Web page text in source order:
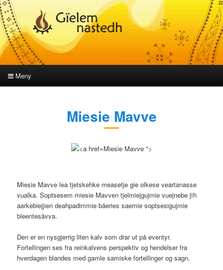
Meny
Miesie Mavve
Miesie Mavve ">
Miesie Mavve lea tjetskehke measetje gie olkese veartanasse
vualka. Soptsesem miesie Mavven tjelmiejgujmie vuejnebe jïh
aarkebiejjien deahpadimmie båeries saemie soptsesigujmie
bleentesåvva.
Den er en nysgjerrig liten kalv som drar ut på eventyr.
Fortellingen ses fra reinkalvens perspektiv og hendelser fra
hverdagen blandes med gamle samiske fortellinger og sagn.